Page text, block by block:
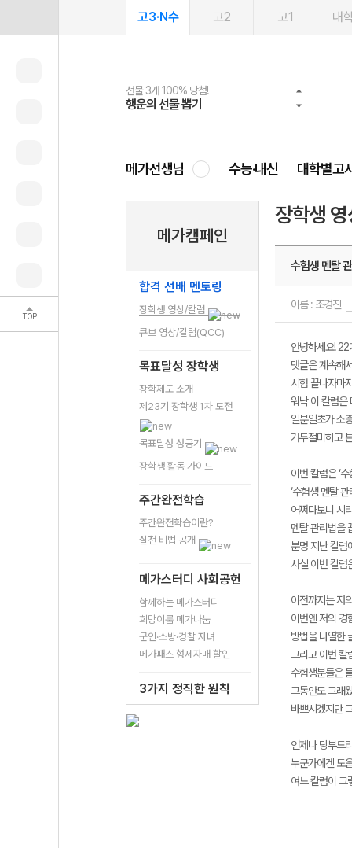
TOP
고3·N수 고2 고1 대
선물 3개 100% 당첨!
행운의 선물 뽑기
선물 100% 증정!
메가스터디 X 올리브
2027 러셀 단과
강사 공개선발
스마트러닝앱
설문 EVENT
메가패스
3일 무료 체험권
메가패스 수강생 무료혜택!
메가클럽 멤버십
사회공헌 캠페인
희망이룸 메가나눔
메가선생님 수능·내신 대학별고
메가캠페인
합격 선배 멘토링
장학생 영상/칼럼
큐브 영상/칼럼(QCC)
목표달성 장학생
장학제도 소개
제23기 장학생 1차 도전
목표달성 성공기
장학생 활동 가이드
주간완전학습
주간완전학습이란?
실천 비법 공개
메가스터디 사회공헌
함께하는 메가스터디
희망이룸 메가나눔
군인·소방·경찰 자녀
메가패스 형제자매 할인
3가지 정직한 원칙
장학생
수험생 멘탈
이름 : 조경진
안녕하세요!
댓글은 계속해
시험 끝나자마
워낙 이 칼럼은
일분일초가 소
거두절미하고
이번 칼럼은 ‘
‘수험생 멘탈 관
어쩌다보니 시
멘탈 관리법을
분명 지난 칼럼
사실 이번 칼럼
이전까지는 저
이번엔 저의 경
방법을 나열한
그리고 이번 칼
수험생분들은
그동안도 그래
바쁘시겠지만
언제나 당부드
누군가에겐 도
여느 칼럼이 그